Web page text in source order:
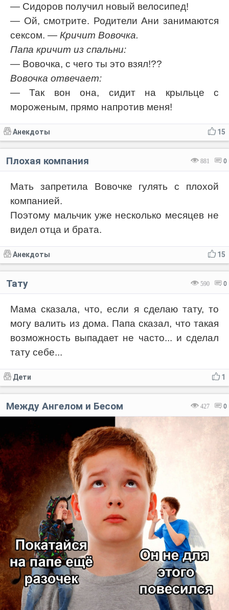
— Сидоров получил новый велосипед!
— Ой, смотрите. Родители Ани занимаются
сексом. — Кричит Вовочка.
Папа кричит из спальни:
— Вовочка, с чего ты это взял!??
Вовочка отвечает:
— Так вон она, сидит на крыльце с
мороженым, прямо напротив меня!
15
Анекдоты
881 0
Плохая компания
Мать запретила Вовочке гулять с плохой
компанией.
Поэтому мальчик уже несколько месяцев не
видел отца и брата.
15
Анекдоты
590 0
Тату
Мама сказала, что, если я сделаю тату, то
могу валить из дома. Папа сказал, что такая
возможность выпадает не часто... и сделал
тату себе...
1
Дети
427 0
Между Ангелом и Бесом